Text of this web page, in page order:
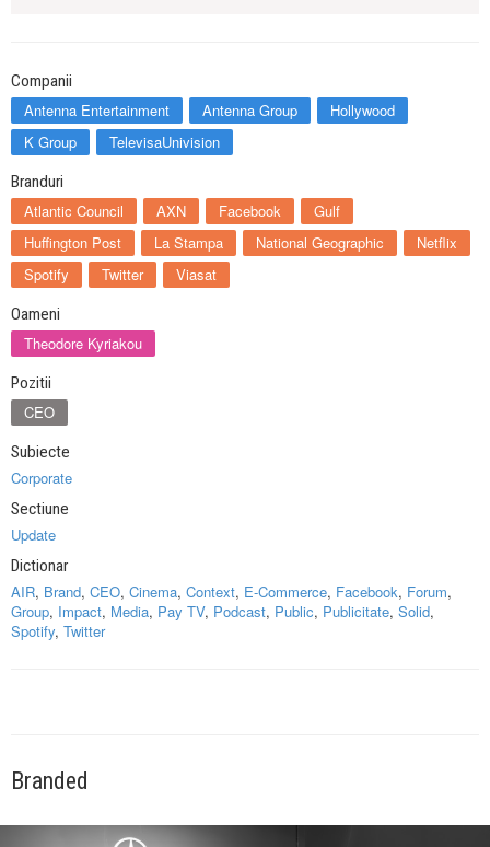
Companii
Antenna Entertainment Antenna Group
Hollywood
K Group
TelevisaUnivision
Branduri
Atlantic Council AXN Facebook
Gulf
Huffington Post
La Stampa National Geographic
Netflix
Spotify
Twitter Viasat
Oameni
Theodore Kyriakou
Pozitii
CEO
Subiecte
Corporate
Sectiune
Update
Dictionar
AIR, Brand, CEO, Cinema, Context, E-Commerce, Facebook, Forum,
Group, Impact, Media, Pay TV, Podcast, Public, Publicitate, Solid,
Spotify, Twitter
Branded